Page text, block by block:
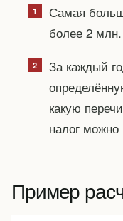
Самая
более 2
За каждый
какую
налог можно
Пример